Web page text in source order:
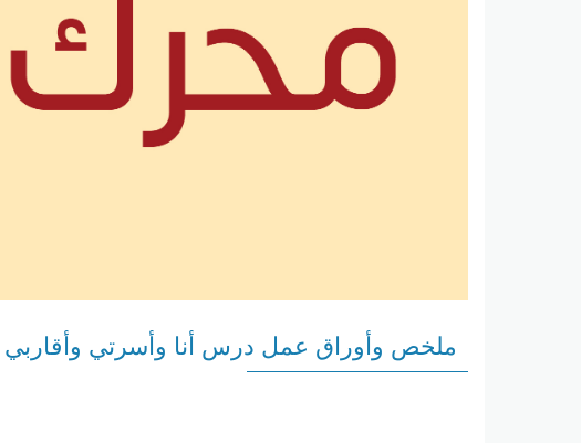
ملخص وأوراق عمل درس أنا وأسرتي وأقاربي